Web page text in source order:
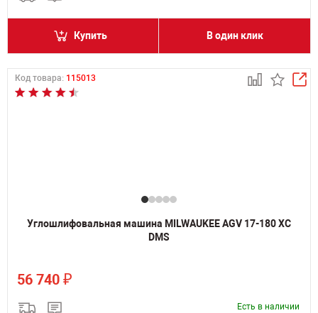
Купить В один клик
Код товара: 115013
Углошлифовальная машина MILWAUKEE AGV 17-180 XC
DMS
56 740 ₽
Есть в наличии